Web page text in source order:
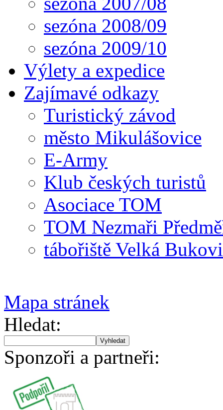
sezóna 2008/09
sezóna 2009/10
Výlety a expedice
Zajímavé odkazy
Turistický závod
město Mikulášovice
E-Army
Klub českých turistů
Asociace TOM
TOM Nezmaři
tábořiště Velká
Mapa stránek
Hledat:
Sponzoři a partneři: